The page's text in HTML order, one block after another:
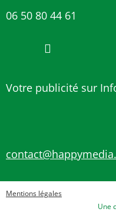
06 50 80 44 61
Votre publicité sur
Mentions légales
Une